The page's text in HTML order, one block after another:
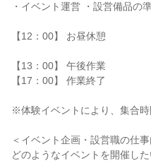
・イベント運営 ・設営備品の
【12：00】 お昼休憩
【13：00】 午後作業
【17：00】 作業終了
※体験イベントにより、集合時
＜イベント企画・設営職の仕
どのようなイベントを開催した